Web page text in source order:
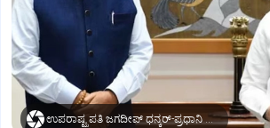
ಉಪರಾಷ್ಟ್ರಪತಿ ಜಗದೀಪ್‌ ಧನ್ಕರ್-ಪ್ರಧಾನಿ ಮೋದಿ